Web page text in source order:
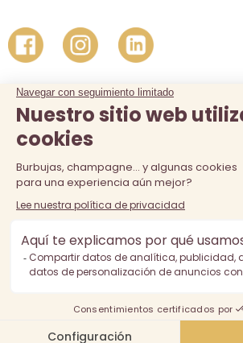
La venta de alcohol está prohibida a los
El consumo excesivo de alcohol es